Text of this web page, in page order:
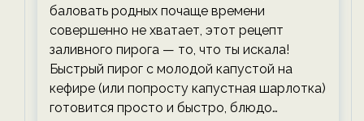
баловать родных почаще времени
совершенно не хватает, этот рецепт
заливного пирога — то, что ты искала!
Быстрый пирог с молодой капустой на
кефире (или попросту капустная шарлотка)
готовится просто и быстро, блюдо…